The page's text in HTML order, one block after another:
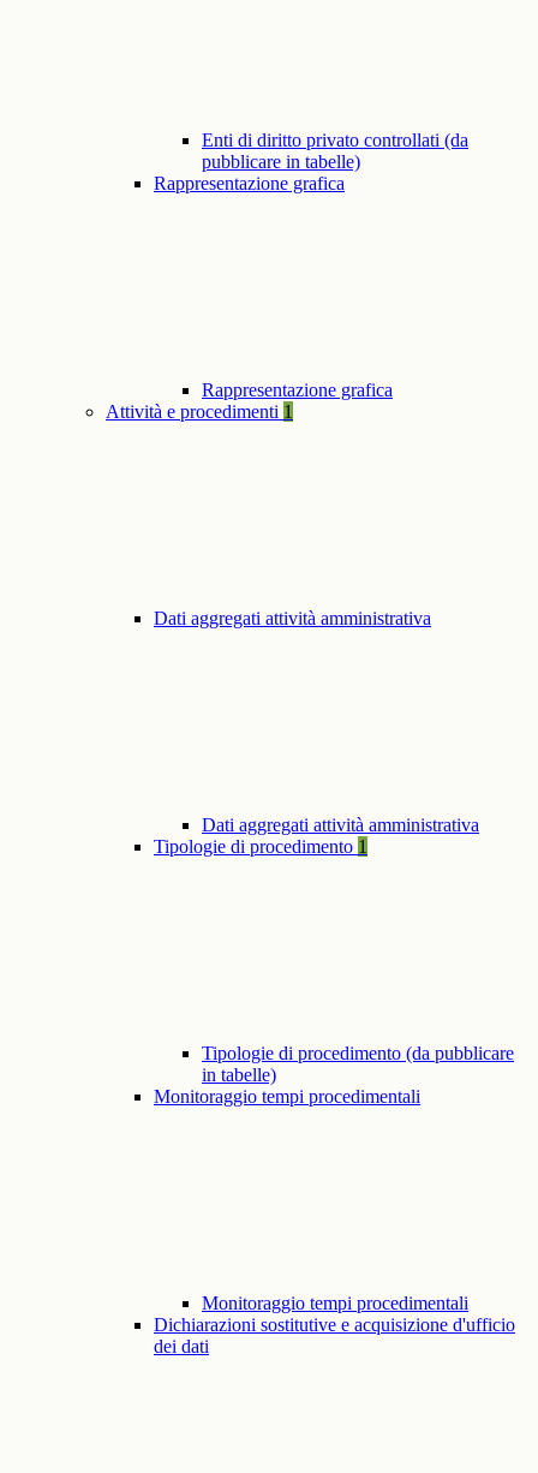
Enti di diritto privato controllati (da
pubblicare in tabelle)
Rappresentazione grafica
Rappresentazione grafica
Attività e procedimenti 1
Dati aggregati attività amministrativa
Dati aggregati attività amministrativa
Tipologie di procedimento 1
Tipologie di procedimento (da pubblicare
in tabelle)
Monitoraggio tempi procedimentali
Monitoraggio tempi procedimentali
Dichiarazioni sostitutive e acquisizione d'ufficio
dei dati